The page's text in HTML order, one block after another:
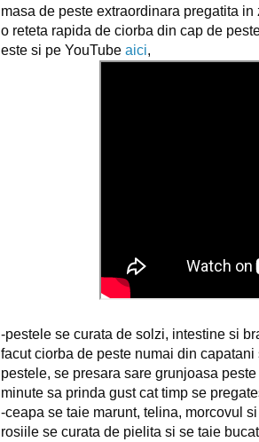
masa de peste extraordinara pregatita
o reteta rapida de ciorba din cap de
este si pe YouTube aici,
-pestele se curata de solzi, intestine si
facut ciorba de peste numai din
pestele, se presara sare grunjoasa
minute sa prinda gust cat timp se
-ceapa se taie marunt, telina, morcovul
rosiile se curata de pielita si se taie